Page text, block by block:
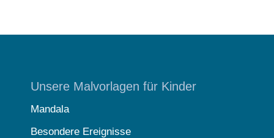
Unsere Malvorlagen für Kinder
Mandala
Besondere Ereignisse